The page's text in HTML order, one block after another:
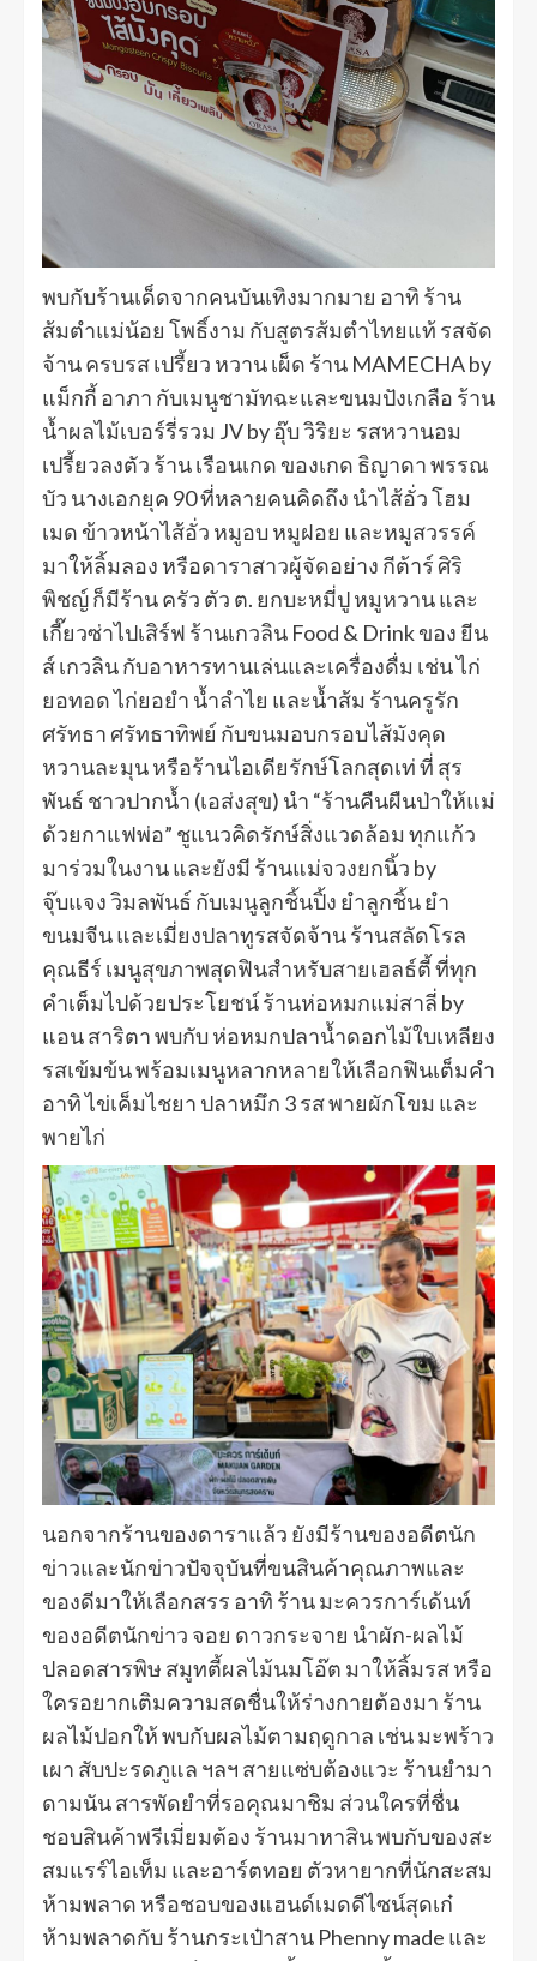
พบกับร้านเด็ดจากคนบันเทิงมากมาย อาทิ ร้าน
ส้มตำแม่น้อย โพธิ์งาม กับสูตรส้มตำไทยแท้ รสจัด
จ้าน ครบรส เปรี้ยว หวาน เผ็ด ร้าน MAMECHA by
แม็กกี้ อาภา กับเมนูชามัทฉะและขนมปังเกลือ ร้าน
น้ำผลไม้เบอร์รี่รวม JV by อุ๊บ วิริยะ รสหวานอม
เปรี้ยวลงตัว ร้าน เรือนเกด ของเกด ธิญาดา พรรณ
บัว นางเอกยุค 90 ที่หลายคนคิดถึง นำไส้อั่ว โฮม
เมด ข้าวหน้าไส้อั่ว หมูอบ หมูฝอย และหมูสวรรค์
มาให้ลิ้มลอง หรือดาราสาวผู้จัดอย่าง กีต้าร์ ศิริ
พิชญ์ ก็มีร้าน ครัว ตัว ต. ยกบะหมี่ปู หมูหวาน และ
เกี๊ยวซ่าไปเสิร์ฟ ร้านเกวลิน Food & Drink ของ ยีน
ส์ เกวลิน กับอาหารทานเล่นและเครื่องดื่ม เช่น ไก่
ยอทอด ไก่ยอยำ น้ำลำไย และน้ำส้ม ร้านครูรัก
ศรัทธา ศรัทธาทิพย์ กับขนมอบกรอบไส้มังคุด
หวานละมุน หรือร้านไอเดียรักษ์โลกสุดเท่ ที่ สุร
พันธ์ ชาวปากน้ำ (เอส่งสุข) นำ “ร้านคืนผืนป่าให้แม่
ด้วยกาแฟพ่อ” ชูแนวคิดรักษ์สิ่งแวดล้อม ทุกแก้ว
มาร่วมในงาน และยังมี ร้านแม่จวงยกนิ้ว by
จุ๊บแจง วิมลพันธ์ กับเมนูลูกชิ้นปิ้ง ยำลูกชิ้น ยำ
ขนมจีน และเมี่ยงปลาทูรสจัดจ้าน ร้านสลัดโรล
คุณธีร์ เมนูสุขภาพสุดฟินสำหรับสายเฮลธ์ตี้ ที่ทุก
คำเต็มไปด้วยประโยชน์ ร้านห่อหมกแม่สาลี่ by
แอน สาริตา พบกับ ห่อหมกปลาน้ำดอกไม้ใบเหลียง
รสเข้มข้น พร้อมเมนูหลากหลายให้เลือกฟินเต็มคำ
อาทิ ไข่เค็มไชยา ปลาหมึก 3 รส พายผักโขม และ
พายไก่
นอกจากร้านของดาราแล้ว ยังมีร้านของอดีตนัก
ข่าวและนักข่าวปัจจุบันที่ขนสินค้าคุณภาพและ
ของดีมาให้เลือกสรร อาทิ ร้าน มะควรการ์เด้นท์
ของอดีตนักข่าว จอย ดาวกระจาย นำผัก-ผลไม้
ปลอดสารพิษ สมูทตี้ผลไม้นมโอ๊ต มาให้ลิ้มรส หรือ
ใครอยากเติมความสดชื่นให้ร่างกายต้องมา ร้าน
ผลไม้ปอกให้ พบกับผลไม้ตามฤดูกาล เช่น มะพร้าว
เผา สับปะรดภูแล ฯลฯ สายแซ่บต้องแวะ ร้านยำมา
ดามนัน สารพัดยำที่รอคุณมาชิม ส่วนใครที่ชื่น
ชอบสินค้าพรีเมี่ยมต้อง ร้านมาหาสิน พบกับของสะ
สมแรร์ไอเท็ม และอาร์ตทอย ตัวหายากที่นักสะสม
ห้ามพลาด หรือชอบของแฮนด์เมดดีไซน์สุดเก๋
ห้ามพลาดกับ ร้านกระเป๋าสาน Phenny made และ